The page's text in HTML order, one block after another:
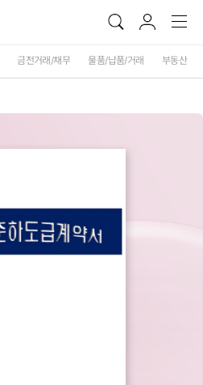
금전거래/채무 물품/납품/거래 부동산